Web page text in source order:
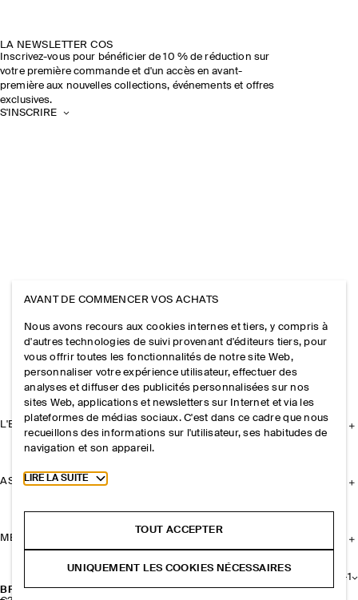
BRACELET JONC OVALE
+1
LA NEWSLETTER COS
Inscrivez-vous pour bénéficier de 10 % de réduction sur
votre première commande et d'un accès en avant-
première aux nouvelles collections, événements et offres
exclusives.
S'INSCRIRE
L'ENTREPRISE
ASSISTANCE
MENTIONS LÉGALES
AVANT DE COMMENCER VOS ACHATS
Nous avons recours aux cookies internes et tiers, y compris à
d'autres technologies de suivi provenant d'éditeurs tiers, pour
vous offrir toutes les fonctionnalités de notre site Web,
personnaliser votre expérience utilisateur, effectuer des
analyses et diffuser des publicités personnalisées sur nos
sites Web, applications et newsletters sur Internet et via les
plateformes de médias sociaux. C'est dans ce cadre que nous
recueillons des informations sur l'utilisateur, ses habitudes de
navigation et son appareil.
Toggle more cookie information
LIRE LA SUITE
TOUT ACCEPTER
UNIQUEMENT LES COOKIES NÉCESSAIRES